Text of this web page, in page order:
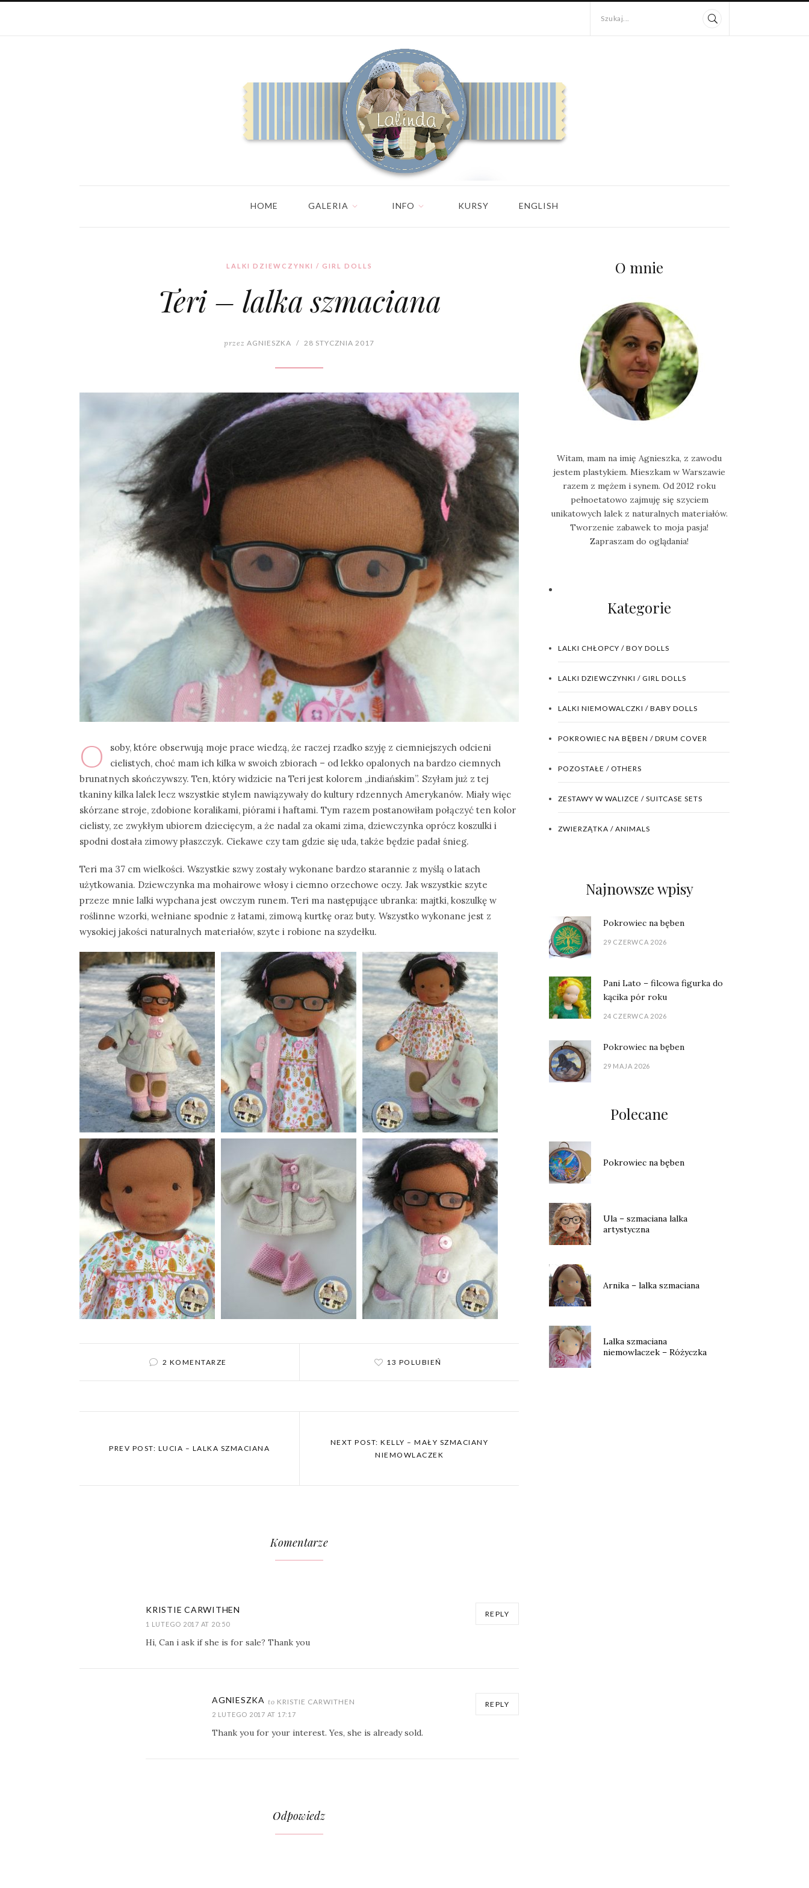
Szukaj...
HOME GALERIA INFO KURSY ENGLISH
LALKI DZIEWCZYNKI / GIRL DOLLS
Teri – lalka szmaciana
przez AGNIESZKA / 28 STYCZNIA 2017
O
soby, które obserwują moje prace wiedzą, że raczej rzadko szyję z ciemniejszych odcieni
cielistych, choć mam ich kilka w swoich zbiorach – od lekko opalonych na bardzo ciemnych
brunatnych skończywszy. Ten, który widzicie na Teri jest kolorem „indiańskim”. Szyłam już z tej
tkaniny kilka lalek lecz wszystkie stylem nawiązywały do kultury rdzennych Amerykanów. Miały więc
skórzane stroje, zdobione koralikami, piórami i haftami. Tym razem postanowiłam połączyć ten kolor
cielisty, ze zwykłym ubiorem dziecięcym, a że nadal za okami zima, dziewczynka oprócz koszulki i
spodni dostała zimowy płaszczyk. Ciekawe czy tam gdzie się uda, także będzie padał śnieg.
Teri ma 37 cm wielkości. Wszystkie szwy zostały wykonane bardzo starannie z myślą o latach
użytkowania. Dziewczynka ma mohairowe włosy i ciemno orzechowe oczy. Jak wszystkie szyte
przeze mnie lalki wypchana jest owczym runem. Teri ma następujące ubranka: majtki, koszulkę w
roślinne wzorki, wełniane spodnie z łatami, zimową kurtkę oraz buty. Wszystko wykonane jest z
wysokiej jakości naturalnych materiałów, szyte i robione na szydełku.
2 KOMENTARZE 13 POLUBIEŃ
PREV POST: LUCIA – LALKA SZMACIANA
NEXT POST: KELLY – MAŁY SZMACIANY
NIEMOWLACZEK
Komentarze
KRISTIE CARWITHEN
1 LUTEGO 2017 AT 20:50
REPLY
Hi, Can i ask if she is for sale? Thank you
AGNIESZKA to KRISTIE CARWITHEN
2 LUTEGO 2017 AT 17:17
REPLY
Thank you for your interest. Yes, she is already sold.
Odpowiedz
O mnie
Witam, mam na imię Agnieszka, z zawodu
jestem plastykiem. Mieszkam w Warszawie
razem z mężem i synem. Od 2012 roku
pełnoetatowo zajmuję się szyciem
unikatowych lalek z naturalnych materiałów.
Tworzenie zabawek to moja pasja!
Zapraszam do oglądania!
Kategorie
LALKI CHŁOPCY / BOY DOLLS
LALKI DZIEWCZYNKI / GIRL DOLLS
LALKI NIEMOWALCZKI / BABY DOLLS
POKROWIEC NA BĘBEN / DRUM COVER
POZOSTAŁE / OTHERS
ZESTAWY W WALIZCE / SUITCASE SETS
ZWIERZĄTKA / ANIMALS
Najnowsze wpisy
Pokrowiec na bęben
29 CZERWCA 2026
Pani Lato – filcowa figurka do
kącika pór roku
24 CZERWCA 2026
Pokrowiec na bęben
29 MAJA 2026
Polecane
Pokrowiec na bęben
Ula – szmaciana lalka
artystyczna
Arnika – lalka szmaciana
Lalka szmaciana
niemowlaczek – Różyczka